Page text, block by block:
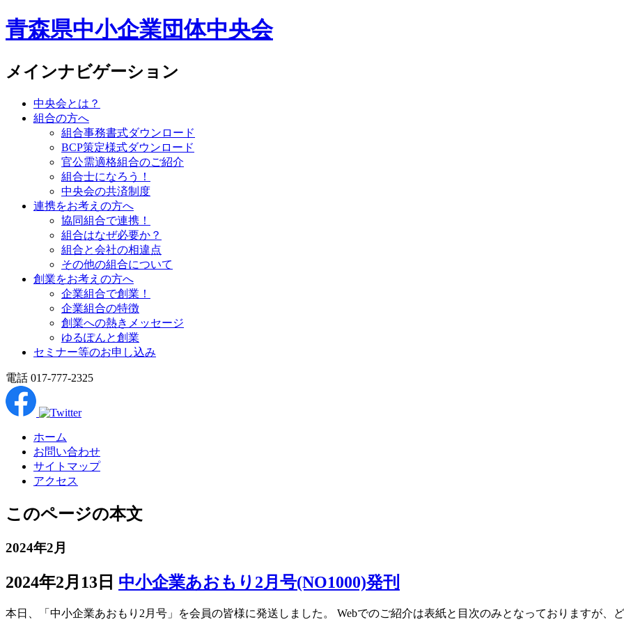
青森県中小企業団体中央会
メインナビゲーション
中央会とは？
組合の方へ
組合事務書式ダウンロード
BCP策定様式ダウンロード
官公需適格組合のご紹介
組合士になろう！
中央会の共済制度
連携をお考えの方へ
協同組合で連携！
組合はなぜ必要か？
組合と会社の相違点
その他の組合について
創業をお考えの方へ
企業組合で創業！
企業組合の特徴
創業への熱きメッセージ
ゆるぽんと創業
セミナー等のお申し込み
電話 017-777-2325
ホーム
お問い合わせ
サイトマップ
アクセス
このページの本文
2024年2月
2024年2月13日 中小企業あおもり2月号(NO1000)発刊
本日、「中小企業あおもり2月号」を会員の皆様に発送しました。 Webでのご紹介は表紙と目次のみとなっておりますが、